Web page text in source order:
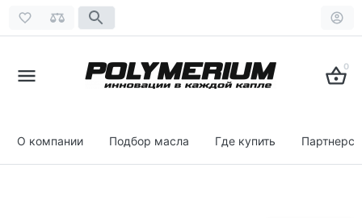
0
О компании Подбор масла Где купить